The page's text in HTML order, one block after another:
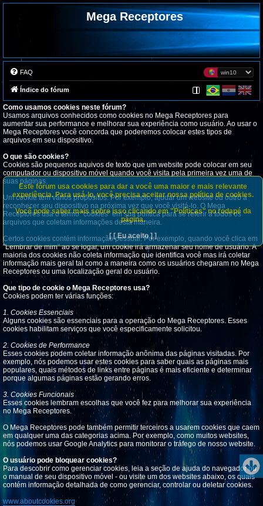
Mega Receptores
FAQ
Índice do fórum
Como usamos cookies neste fórum?
Usamos arquivos conhecidos como cookies no Mega Receptores para
aumentar sua performance e melhorar sua experiência como usuário. Ao usar o
Mega Receptores você concorda que poderemos colocar estes tipos de
arquivos em seu dispositivo.
O que são cookies?
Cookies são pequenos aquivos de texto que um website pode colocar em seu
computador ou dispositivo móvel quando você visita pela primeira vez uma de
suas páginas.
Um cookie tem vários propósitos. Por exemplo, ajudar um website ou outro a
reconhecer seu dispositivo na próxima vez que você visitá-lo. O Mega
Receptores usa o termo "cookies" em sua política para se referir a todos os
arquivos que coletam informações desta maneira.
Certos cookies contém informação pessoal. Por exemplo, quando você clica em
"Lembrar de mim" ao se logar, um cookie irá armazenar seu nome de usuário. A
maioria dos cookies não coleta informação que identifica você mas irá coletar
informação mais geral tal como a maneira como os usuários chegaram no Mega
Receptores ou uma localização geral do usuário.
Que tipo de cookie o Mega Receptores usa?
Cookies podem ter várias funções:
1. Cookies Essenciais
Alguns cookies são essenciais para a operação do Mega Receptores. Esses
cookies habilitam serviços que você especificamente solicitou.
2. Cookies de Performance
Esses cookies podem coletar informação anônima das páginas visitadas. Por
exemplo, nós podemos usar estes cookies para saber quais as páginas mais
populares, quais métodos de links entre páginas é mais eficiente e determinar
porque algumas páginas estão gerando erros.
3. Cookies Funcionais
Esses cookies lembram escolhas que você fez para melhorar sua experiência
no Mega Receptores.
O Mega Receptores pode também permitir terceiros a usarem cookies que caem
em qualquer uma das categorias acima. Por exemplo, como muitos websites,
nós podemos usar Google Analytics para monitorar o tráfego de nosso website.
O usuário pode bloquear cookies?
Para descobrir como gerenciar cookies, leia a seção de ajuda do navegador ou
o manual de seu dispositivo móvel - ou visite um dos websites abaixo, os quais
contém informação detalhada de como gerenciar, controlar ou deletar cookies.
www.aboutcookies.org
Este fórum usa cookies para dar a você uma maior e mais relevante
experiência. Para usá-lo, você precisa aceitar nossa política de cookies.
Você pode saber mais sobre isso clicando em "Políticas" no rodapé da
página.
[ [ Eu aceito ] ]